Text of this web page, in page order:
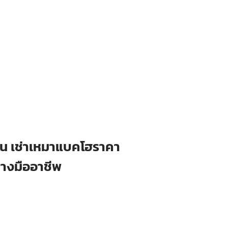
เช่าเหมาแบคโฮราคา
งมืออาชีพ